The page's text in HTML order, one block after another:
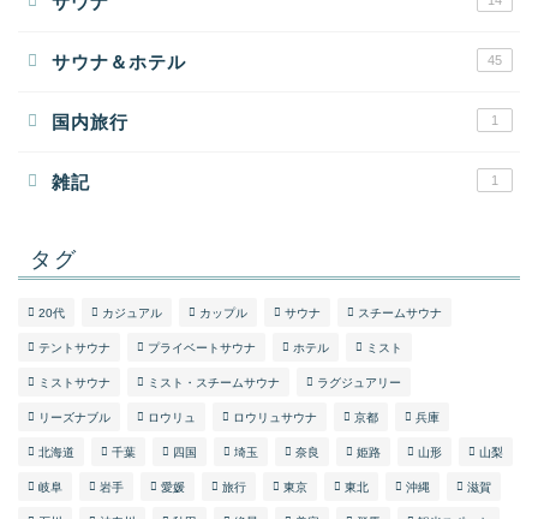
サウナ＆ホテル 45
国内旅行 1
雑記 1
タグ
20代 カジュアル カップル サウナ スチームサウナ
テントサウナ プライベートサウナ ホテル ミスト
ミストサウナ ミスト・スチームサウナ ラグジュアリー
リーズナブル ロウリュ ロウリュサウナ 京都 兵庫
北海道 千葉 四国 埼玉 奈良 姫路 山形 山梨
岐阜 岩手 愛媛 旅行 東京 東北 沖縄 滋賀